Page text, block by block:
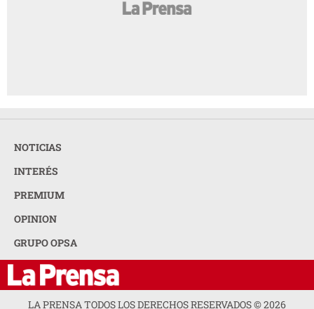
NOTICIAS
INTERÉS
PREMIUM
OPINION
GRUPO OPSA
LA PRENSA TODOS LOS DERECHOS RESERVADOS ©2026